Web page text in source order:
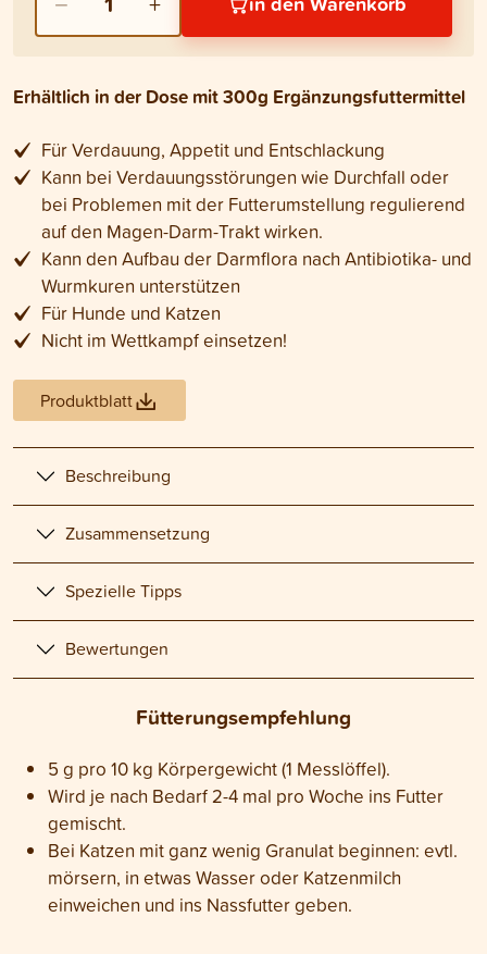
Erhältlich in der Dose mit 300g Ergänzungsfuttermittel
Für Verdauung, Appetit und Entschlackung
Kann bei Verdauungsstörungen wie Durchfall oder
bei Problemen mit der Futterumstellung regulierend
auf den Magen-Darm-Trakt wirken.
Kann den Aufbau der Darmflora nach Antibiotika- und
Wurmkuren unterstützen
Für Hunde und Katzen
Nicht im Wettkampf einsetzen!
Produktblatt
Beschreibung
Zusammensetzung
Spezielle Tipps
Bewertungen
Fütterungsempfehlung
5 g pro 10 kg Körpergewicht (1 Messlöffel).
Wird je nach Bedarf 2-4 mal pro Woche ins Futter
gemischt.
Bei Katzen mit ganz wenig Granulat beginnen: evtl.
mörsern, in etwas Wasser oder Katzenmilch
einweichen und ins Nassfutter geben.